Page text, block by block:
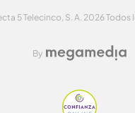
5 Telecinco, S. A. 2026 Todos
By